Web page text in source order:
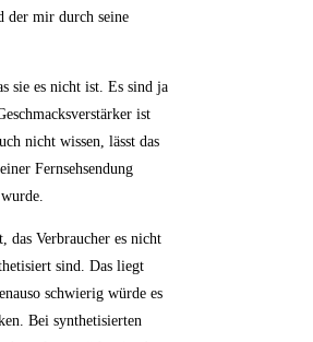
der mir durch seine
sie es nicht ist. Es sind ja
ist
nicht wissen, lässt das
Fernsehsendung
Verbraucher es nicht
sind. Das liegt
schwierig würde es
Bei synthetisierten